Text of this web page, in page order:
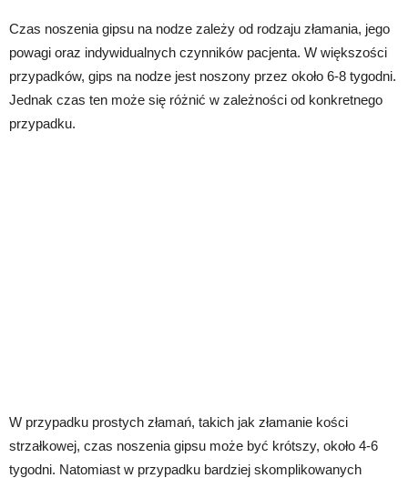
Czas noszenia gipsu na nodze zależy od rodzaju złamania, jego
powagi oraz indywidualnych czynników pacjenta. W większości
przypadków, gips na nodze jest noszony przez około 6-8 tygodni.
Jednak czas ten może się różnić w zależności od konkretnego
przypadku.
W przypadku prostych złamań, takich jak złamanie kości
strzałkowej, czas noszenia gipsu może być krótszy, około 4-6
tygodni. Natomiast w przypadku bardziej skomplikowanych